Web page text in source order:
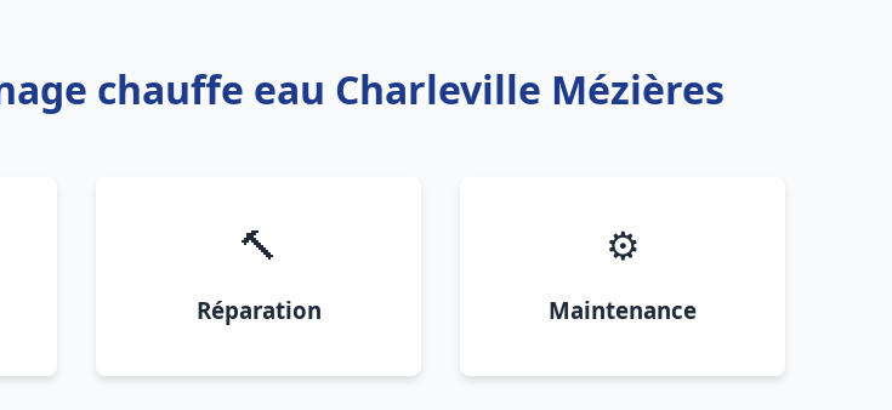
chauffe eau Charleville Mézières
🔨
Réparation
⚙️
Maintenance